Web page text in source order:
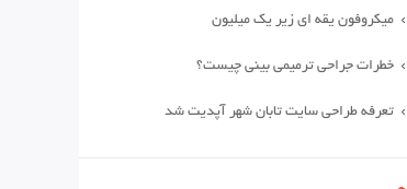
میکروفون یقه ای زیر یک میلیون
خطرات جراحی ترمیمی بینی چیست؟
تعرفه طراحی سایت تابان شهر آپدیت شد